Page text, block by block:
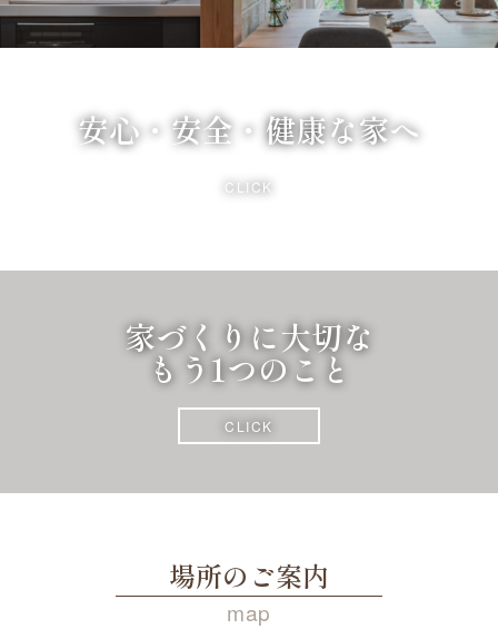
安心・安全・健康な家へ
CLICK
家づくりに大切な
もう1つのこと
CLICK
場所のご案内
map